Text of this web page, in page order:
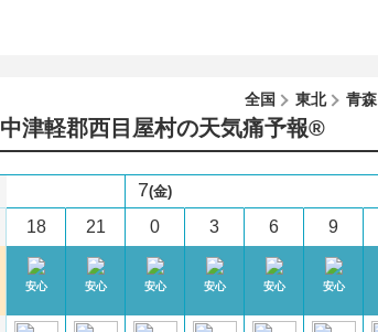
全国 東北 青森
中津軽郡西目屋村の天気痛予報®︎
18
安心
21
安心
7(金)
0
安心
3
安心
6
安心
9
安心